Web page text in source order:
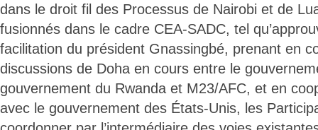
dans le droit fil des Processus de Nairobi et de
fusionnés dans le cadre CEA-SADC, tel
facilitation du président Gnassingbé, prenant en
discussions de Doha en cours entre le
gouvernement du Rwanda et M23/AFC, et en
avec le gouvernement des États-Unis, les